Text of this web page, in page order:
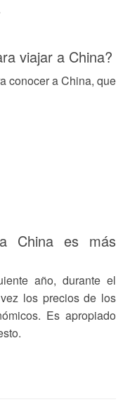
viajar a China?
conocer a China, que
China es más
año, durante el
los precios de los
Es apropiado